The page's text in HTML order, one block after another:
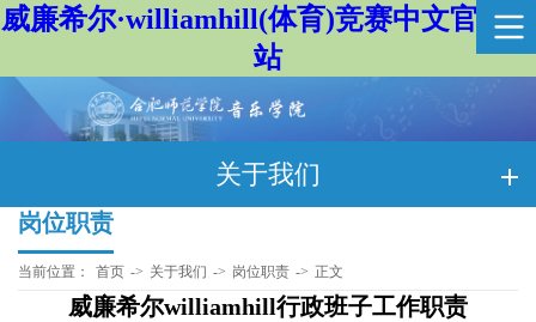
威廉希尔·williamhill(体育)竞赛中文官方网
站
关于我们
岗位职责
当前位置： 首页 -> 关于我们 -> 岗位职责 -> 正文
威廉希尔williamhill行政班子工作职责